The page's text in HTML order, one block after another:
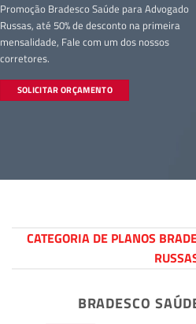
Promoção Bradesco Saúde para Advogado
Russas, até 50% de desconto na primeira
mensalidade, Fale com um dos nossos
corretores.
SOLICITAR ORÇAMENTO
CATEGORIA DE PLANOS
BRADESCO